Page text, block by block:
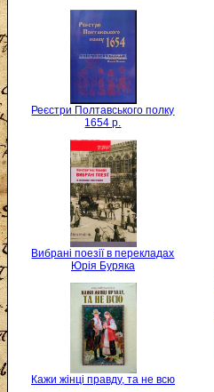
Реєстри Полтавського полку
1654 р.
Вибрані поезії в перекладах
Юрія Буряка
Кажи жінці правду, та не всю